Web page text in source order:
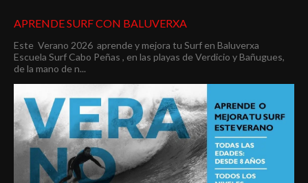
APRENDE SURF CON BALUVERXA
Este Verano 2026 aprende y mejora tu Surf en Baluverxa
Escuela Surf Cabo Peñas , en las playas de Verdicio y Bañugues,
de la mano de n...